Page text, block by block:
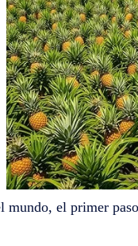
mundo, el primer